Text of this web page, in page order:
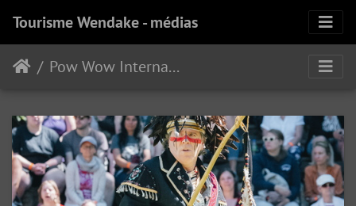
Tourisme Wendake - médias
Pow Wow International de Wendake